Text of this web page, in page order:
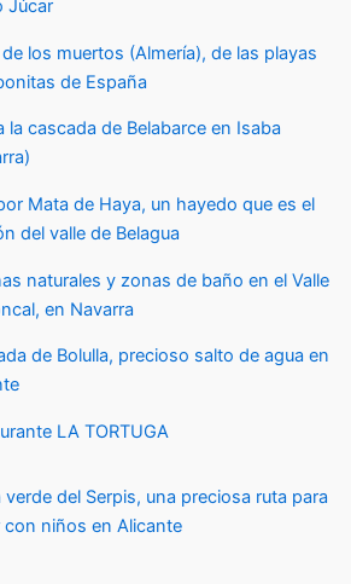
Júcar
de los muertos (Almería), de las playas
de España
la cascada de Belabarce en Isaba
Mata de Haya, un hayedo que es el
del valle de Belagua
naturales y zonas de baño en el Valle
en Navarra
de Bolulla, precioso salto de agua en
LA TORTUGA
verde del Serpis, una preciosa ruta para
con niños en Alicante